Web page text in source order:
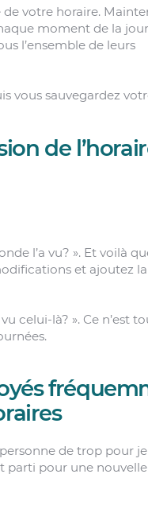
votre horaire.
moment de la
l’ensemble de leurs
vous sauvegardez
de
l’a vu? ». Et voilà
et ajoutez
celui-là? ». Ce n’est
de trop pour
parti pour une